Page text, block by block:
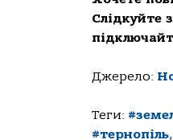
Слідкуйте
Джерело:
Теги:
#тернопіль,